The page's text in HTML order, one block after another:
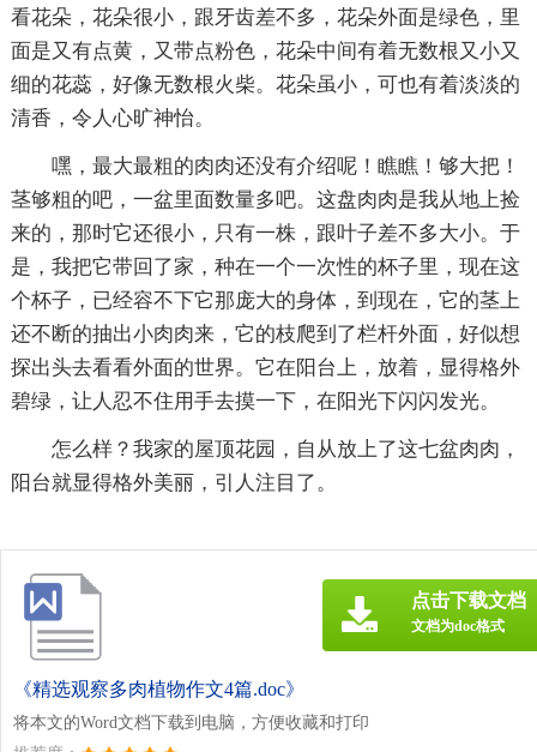
看花朵，花朵很小，跟牙齿差不多，花朵外面是绿色，里
面是又有点黄，又带点粉色，花朵中间有着无数根又小又
细的花蕊，好像无数根火柴。花朵虽小，可也有着淡淡的
清香，令人心旷神怡。
嘿，最大最粗的肉肉还没有介绍呢！瞧瞧！够大把！
茎够粗的吧，一盆里面数量多吧。这盘肉肉是我从地上捡
来的，那时它还很小，只有一株，跟叶子差不多大小。于
是，我把它带回了家，种在一个一次性的杯子里，现在这
个杯子，已经容不下它那庞大的身体，到现在，它的茎上
还不断的抽出小肉肉来，它的枝爬到了栏杆外面，好似想
探出头去看看外面的世界。它在阳台上，放着，显得格外
碧绿，让人忍不住用手去摸一下，在阳光下闪闪发光。
怎么样？我家的屋顶花园，自从放上了这七盆肉肉，
阳台就显得格外美丽，引人注目了。
《精选观察多肉植物作文4篇.doc》
将本文的Word文档下载到电脑，方便收藏和打印
点击下载文档
文档为doc格式